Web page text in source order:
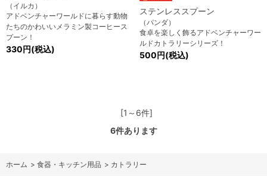
（イルカ）
アドベンチャーワールドに暮らす動物
たちのかわいいメラミン製コーヒース
プーン！
330円(税込)
ステンレススプーン
（パンダ）
食卓を楽しく飾るアドベンチャーワー
ルドカトラリーシリーズ！
500円(税込)
[1～6件]
6件あります
ホーム > 食器・キッチン用品 > カトラリー